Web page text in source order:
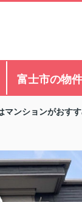
富士市の物
マンションがおす